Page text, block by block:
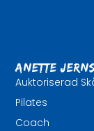
Anette
Auktoriserad
Pilates
Coach